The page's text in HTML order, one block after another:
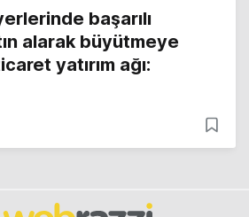
başarılı
alarak büyütmeye
yatırım ağı: